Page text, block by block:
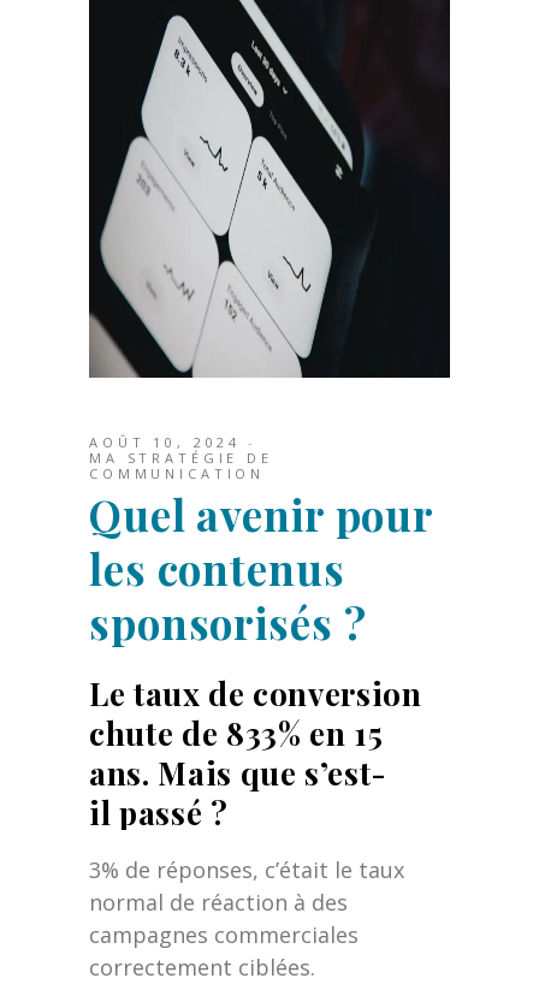
AOÛT 10, 2024
MA STRATÉGIE DE
COMMUNICATION
Quel avenir pour
les contenus
sponsorisés ?
Le taux de conversion
chute de 833% en 15
ans. Mais que s’est-
il passé ?
3% de réponses, c’était le taux
normal de réaction à des
campagnes commerciales
correctement ciblées.